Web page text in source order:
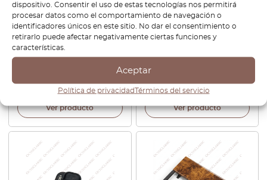
dispositivo. Consentir el uso de estas tecnologías nos permitirá
procesar datos como el comportamiento de navegación o
identificadores únicos en este sitio. No dar el consentimiento o
retirarlo puede afectar negativamente ciertas funciones y
características.
Aceptar
Política de privacidadTérminos del servicio
Mercedes W124 / W201
consola central interruptor
€50,40
Ver producto
Mercedes W201 190
€504,00
Ver producto